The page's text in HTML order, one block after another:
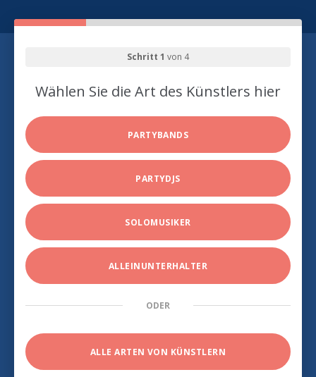
Schritt 1 von 4
Wählen Sie die Art des Künstlers hier
PARTYBANDS
PARTYDJS
SOLOMUSIKER
ALLEINUNTERHALTER
ODER
ALLE ARTEN VON KÜNSTLERN